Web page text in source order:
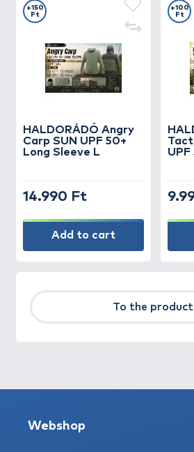
HALDORÁDÓ Angry
Carp SUN UPF 50+
Long Sleeve L
+150
Ft
14.990 Ft
Add to cart
UPF
+100
Ft
To the
Webshop